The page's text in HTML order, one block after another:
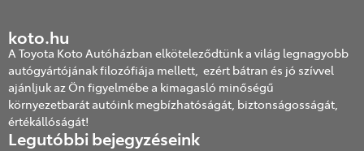
koto.hu
A Toyota Koto Autóházban elköteleződtünk a világ legnagyobb
autógyártójának filozófiája mellett, ezért bátran és jó szívvel
ajánljuk az Ön figyelmébe a kimagasló minőségű
környezetbarát autóink megbízhatóságát, biztonságosságát,
értékállóságát!
Legutóbbi bejegyzéseink